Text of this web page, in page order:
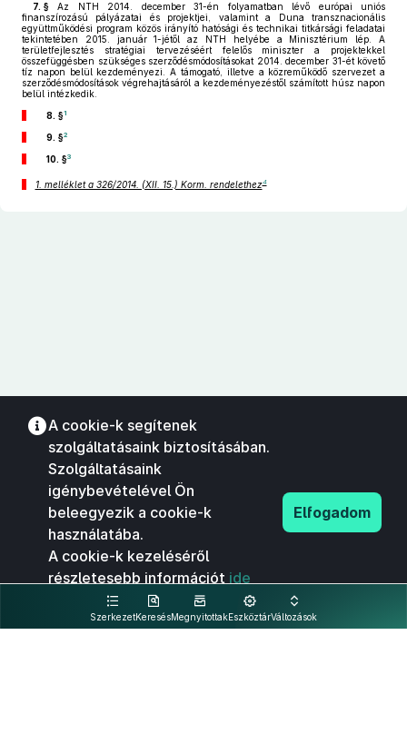
7. § Az NTH 2014. december 31-én folyamatban lévő európai uniós
finanszírozású pályázatai és projektjei, valamint a Duna transznacionális
együttműködési program közös irányító hatósági és technikai titkársági feladatai
tekintetében 2015. január 1-jétől az NTH helyébe a Minisztérium lép. A
területfejlesztés stratégiai tervezéséért felelős miniszter a projektekkel
összefüggésben szükséges szerződésmódosításokat 2014. december 31-ét követő
tíz napon belül kezdeményezi. A támogató, illetve a közreműködő szervezet a
szerződésmódosítások végrehajtásáról a kezdeményezéstől számított húsz napon
belül intézkedik.
8. §1
9. §2
10. §3
1. melléklet a 326/2014. (XII. 15.) Korm. rendelethez4
SzerkezetKeresésMegnyitottakEszköztárVáltozások
A cookie-k segítenek
szolgáltatásaink biztosításában.
Szolgáltatásaink
igénybevételével Ön
beleegyezik a cookie-k
használatába.
A cookie-k kezeléséről
részletesebb információt ide
kattintva olvashat.
Elfogadom